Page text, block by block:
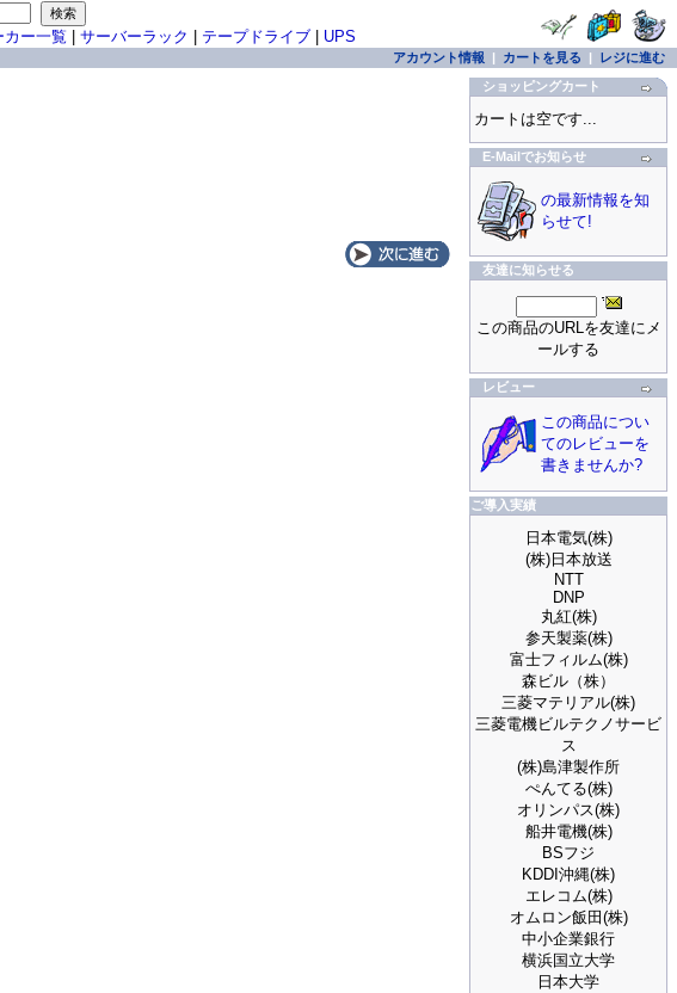
カー一覧 サーバーラック テープドライブ| UPS
アカウント情報 | カートを見る | レジに進む
ショッピングカート
カートは空です...
E-Mailでお知らせ
の最新情報を知
らせて!
友達に知らせる
この商品のURLを友達にメ
ールする
レビュー
この商品につい
てのレビューを
書きませんか?
ご導入実績
日本電気(株)
(株)日本放送
NTT
DNP
丸紅(株)
参天製薬(株)
富士フィルム(株)
森ビル（株）
三菱マテリアル(株)
三菱電機ビルテクノサービ
ス
(株)島津製作所
ぺんてる(株)
オリンパス(株)
船井電機(株)
BSフジ
KDDI沖縄(株)
エレコム(株)
オムロン飯田(株)
中小企業銀行
横浜国立大学
日本大学